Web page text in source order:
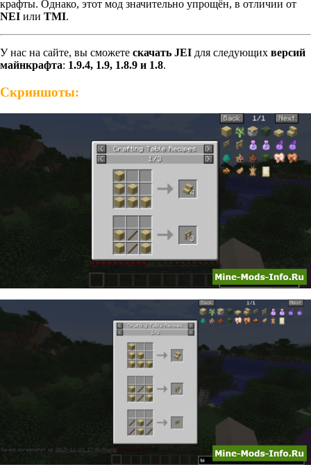
крафты. Однако, этот мод значительно упрощён, в отличии от
NEI или TMI.
У нас на сайте, вы сможете скачать JEI для следующих версий
майнкрафта: 1.9.4, 1.9, 1.8.9 и 1.8.
Скриншоты: